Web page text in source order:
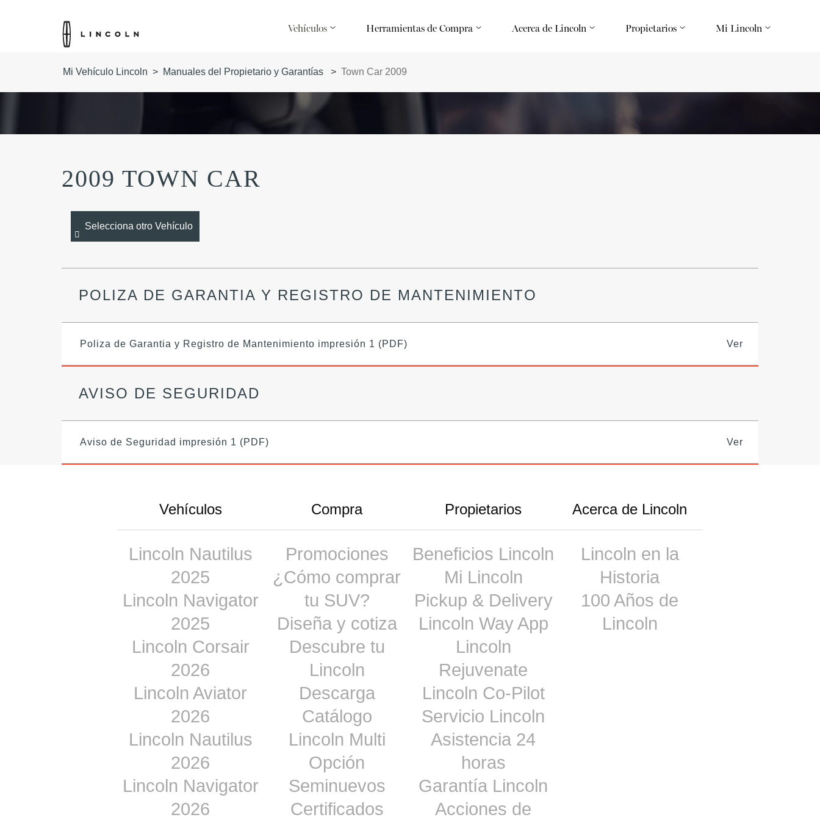
Vehículos Herramientas de Compra Acerca de Lincoln Propietarios Mi Lincoln
Mi Vehículo Lincoln > Manuales del Propietario y Garantías > Town Car 2009
2009 TOWN CAR
Selecciona otro Vehículo
POLIZA DE GARANTIA Y REGISTRO DE MANTENIMIENTO
Poliza de Garantia y Registro de Mantenimiento impresión 1 (PDF) Ver
AVISO DE SEGURIDAD
Aviso de Seguridad impresión 1 (PDF) Ver
Vehículos
Lincoln Nautilus
2025
Lincoln Navigator
2025
Lincoln Corsair
2026
Lincoln Aviator
2026
Lincoln Nautilus
2026
Lincoln Navigator
2026
Compra
Promociones
¿Cómo comprar
tu SUV?
Diseña y cotiza
Descubre tu
Lincoln
Descarga
Catálogo
Lincoln Multi
Opción
Seminuevos
Certificados
Propietarios
Beneficios Lincoln
Mi Lincoln
Pickup & Delivery
Lincoln Way App
Lincoln
Rejuvenate
Lincoln Co-Pilot
Servicio Lincoln
Asistencia 24
horas
Garantía Lincoln
Acciones de
Acerca de Lincoln
Lincoln en la
Historia
100 Años de
Lincoln